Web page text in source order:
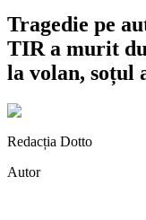
Tragedie pe
TIR a murit
la volan, soțul
Redacția Dotto
Autor